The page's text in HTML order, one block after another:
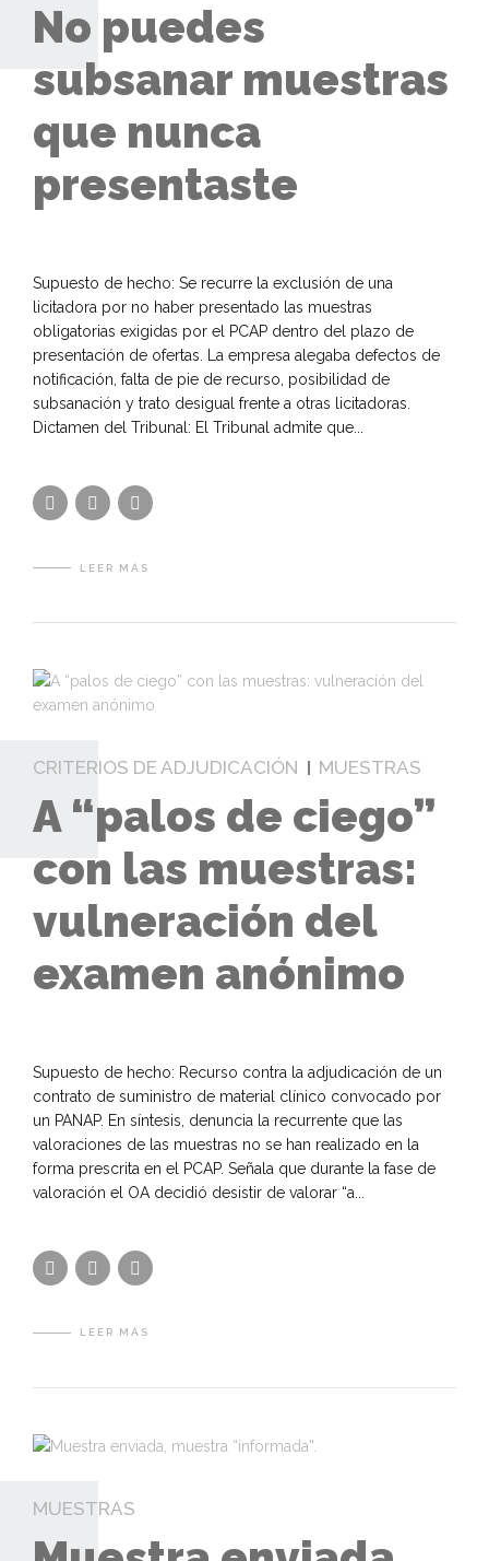
No puedes
subsanar muestras
que nunca
presentaste
Supuesto de hecho: Se recurre la exclusión de una
licitadora por no haber presentado las muestras
obligatorias exigidas por el PCAP dentro del plazo de
presentación de ofertas. La empresa alegaba defectos de
notificación, falta de pie de recurso, posibilidad de
subsanación y trato desigual frente a otras licitadoras.
Dictamen del Tribunal: El Tribunal admite que...
LEER MÁS
CRITERIOS DE ADJUDICACIÓN MUESTRAS
A “palos de ciego”
con las muestras:
vulneración del
examen anónimo
Supuesto de hecho: Recurso contra la adjudicación de un
contrato de suministro de material clínico convocado por
un PANAP. En síntesis, denuncia la recurrente que las
valoraciones de las muestras no se han realizado en la
forma prescrita en el PCAP. Señala que durante la fase de
valoración el OA decidió desistir de valorar “a...
LEER MÁS
MUESTRAS